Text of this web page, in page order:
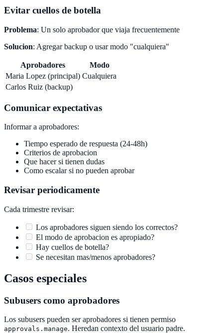
Evitar cuellos de botella
Problema: Un solo aprobador que viaja frecuentemente
Solucion: Agregar backup o usar modo "cualquiera"
Aprobadores
Modo
Maria Lopez (principal) Cualquiera
Carlos Ruiz (backup)
Comunicar expectativas
Informar a aprobadores:
Tiempo esperado de respuesta (24-48h)
Criterios de aprobacion
Que hacer si tienen dudas
Como escalar si no pueden aprobar
Revisar periodicamente
Cada trimestre revisar:
Los aprobadores siguen siendo los correctos?
El modo de aprobacion es apropiado?
Hay cuellos de botella?
Se necesitan mas/menos aprobadores?
Casos especiales
Subusers como aprobadores
Los subusers pueden ser aprobadores si tienen permiso
approvals.manage. Heredan contexto del usuario padre.